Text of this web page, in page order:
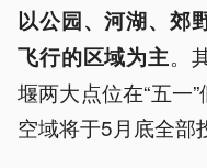
以公园、河湖、郊
飞行的区域为主。
堰两大点位在“五一
空域将于5月底全部